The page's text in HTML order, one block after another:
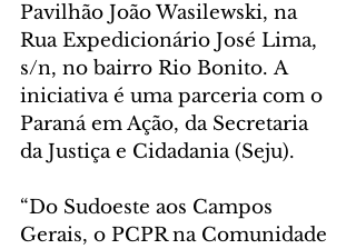
Pavilhão João Wasilewski, na
Rua Expedicionário José Lima,
s/n, no bairro Rio Bonito. A
iniciativa é uma parceria com o
Paraná em Ação, da Secretaria
da Justiça e Cidadania (Seju).
“Do Sudoeste aos Campos
Gerais, o PCPR na Comunidade